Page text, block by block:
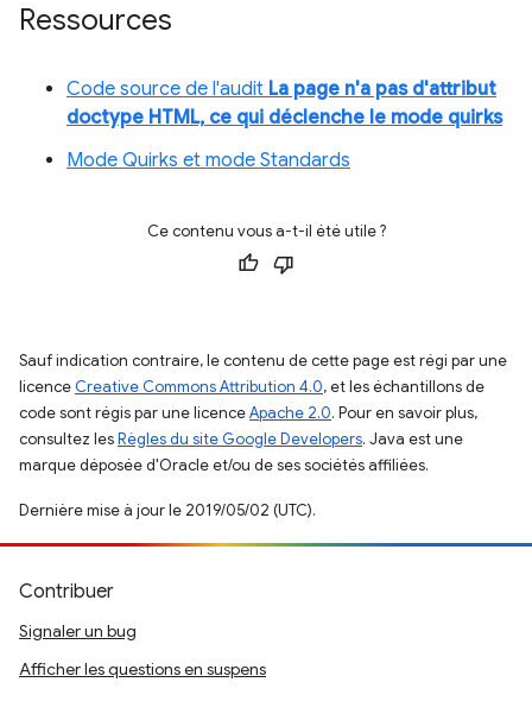
Ressources
Code source de l'audit La page n'a pas d'attribut
doctype HTML, ce qui déclenche le mode quirks
Mode Quirks et mode Standards
Ce contenu vous a-t-il été utile ?
Sauf indication contraire, le contenu de cette page est régi par une
licence Creative Commons Attribution 4.0, et les échantillons de
code sont régis par une licenceApache 2.0. Pour en savoir plus,
consultez lesRègles du site Google Developers. Java est une
marque déposée d'Oracle et/ou de ses sociétés affiliées.
Dernière mise à jour le 2019/05/02 (UTC).
Contribuer
Signaler un bug
Afficher les questions en suspens